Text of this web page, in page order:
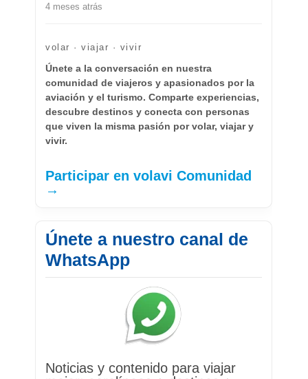
4 meses atrás
volar · viajar · vivir
Únete a la conversación en nuestra
comunidad de viajeros y apasionados por la
aviación y el turismo. Comparte experiencias,
descubre destinos y conecta con personas
que viven la misma pasión por volar, viajar y
vivir.
Participar en volavi Comunidad
→
Únete a nuestro canal de
WhatsApp
Noticias y contenido para viajar